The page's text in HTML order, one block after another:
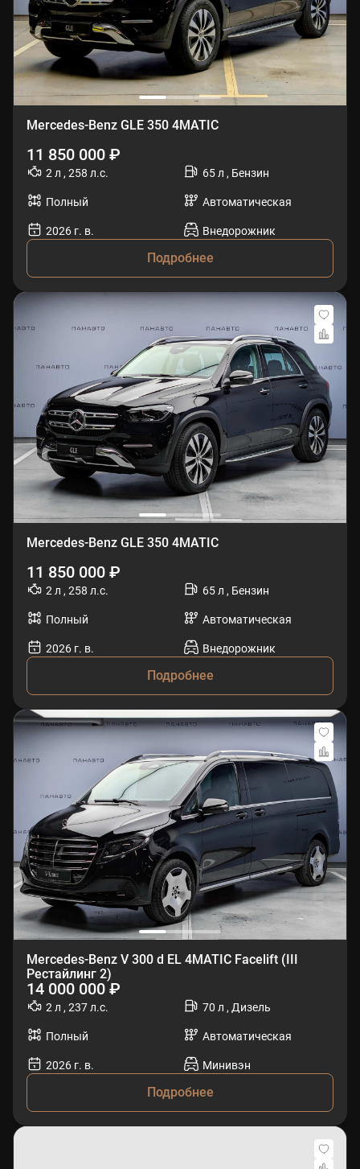
Mercedes-Benz GLE 350 4MATIC
11 850 000 ₽
2 л , 258 л.с. 65 л , Бензин
Полный Автоматическая
2026 г. в. Внедорожник
Подробнее
Mercedes-Benz GLE 350 4MATIC
11 850 000 ₽
2 л , 258 л.с. 65 л , Бензин
Полный Автоматическая
2026 г. в. Внедорожник
Подробнее
Mercedes-Benz V 300 d EL 4MATIC Facelift (III
Рестайлинг 2)
14 000 000 ₽
2 л , 237 л.с. 70 л , Дизель
Полный Автоматическая
2026 г. в. Минивэн
Подробнее